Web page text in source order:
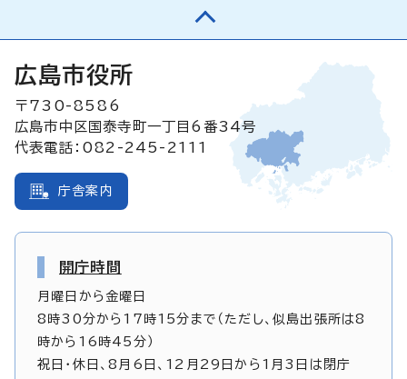
広島市役所
〒730-8586
広島市中区国泰寺町一丁目6番34号
代表電話：082-245-2111
庁舎案内
開庁時間
月曜日から金曜日
8時30分から17時15分まで（ただし、似島出張所は8
時から16時45分）
祝日・休日、8月6日、12月29日から1月3日は閉庁